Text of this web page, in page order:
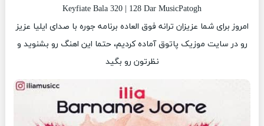
Keyfiate Bala 320 | 128 Dar MusicPatogh
امروز برای شما عزیزان ترانه فوق العاده برنامه جوره با صدای ایلیا عزیز
رو در سایت موزیک پاتوق آماده کردیم، حتما این اهنگ رو بشنوید و
نظرتون رو بگید